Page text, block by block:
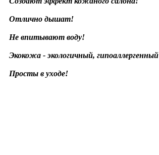
Отлично дышат!
Не впитывают воду!
Экокожа - экологичный,
Просты в уходе!